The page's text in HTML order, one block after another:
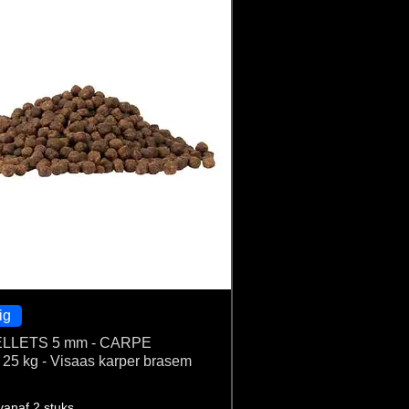
5 mm - CARPE
kg - Visaas karper brasem